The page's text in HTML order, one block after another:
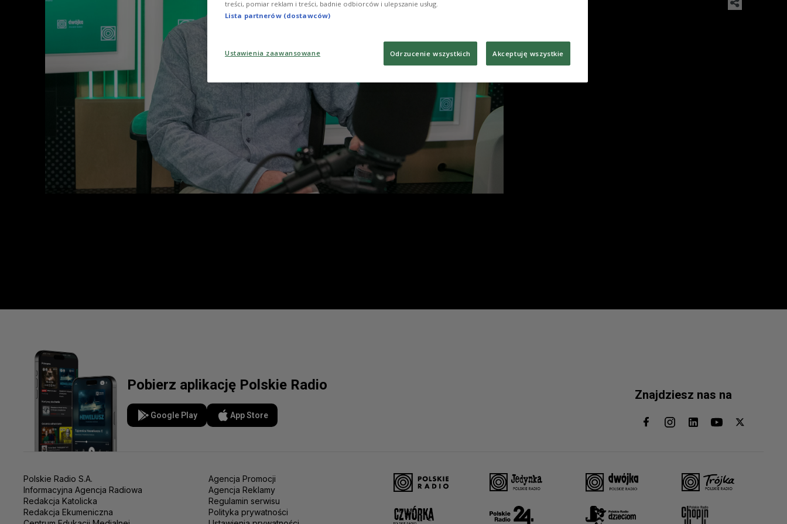
Pobierz aplikację Polskie Radio
Google Play App Store
Znajdziesz nas na
Polskie Radio S.A.
Informacyjna Agencja Radiowa
Redakcja Katolicka
Redakcja Ekumeniczna
Agencja Promocji
Agencja Reklamy
Regulamin serwisu
Polityka prywatności
treści, pomiar reklam i treści, badnie odbiorców i ulepszanie usług.
Lista partnerów (dostawców)
Ustawienia zaawansowane Odrzucenie wszystkich Akceptuję wszystkie